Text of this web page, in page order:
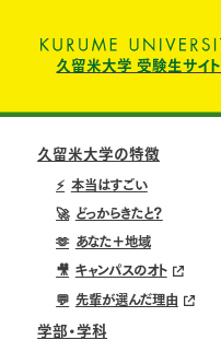
久留米大学 受験生サイト
久留米大学の特徴
⚡ 本当はすごい
🚀 どっからきたと？
🫶 あなた＋地域
🎥 キャンパスのオト
💬 先輩が選んだ理由
学部・学科